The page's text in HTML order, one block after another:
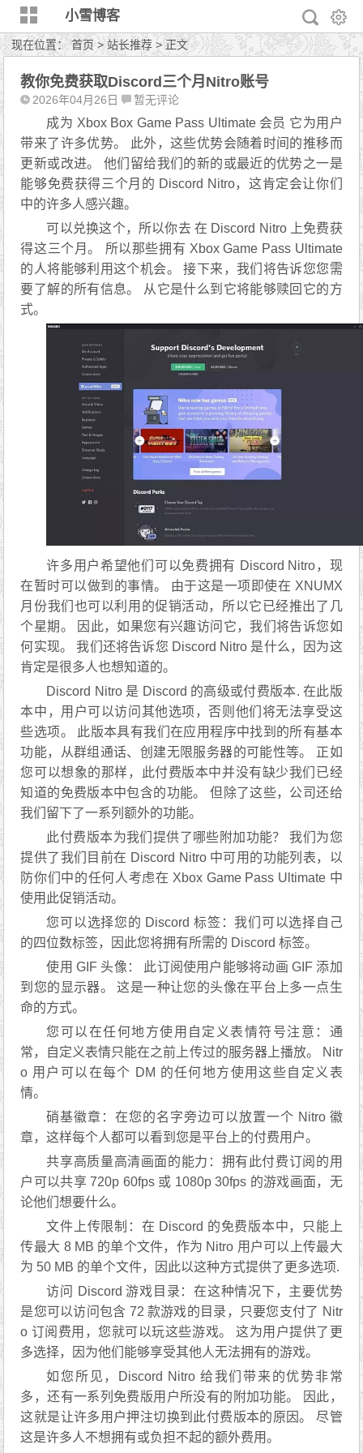
小雪博客
现在位置：首页>站长推荐> 正文
教你免费获取Discord三个月Nitro账号
2026年04月26日 暂无评论
成为 Xbox Box Game Pass Ultimate 会员 它为用户
带来了许多优势。 此外，这些优势会随着时间的推移而
更新或改进。 他们留给我们的新的或最近的优势之一是
能够免费获得三个月的 Discord Nitro，这肯定会让你们
中的许多人感兴趣。
可以兑换这个，所以你去 在 Discord Nitro 上免费获
得这三个月。 所以那些拥有 Xbox Game Pass Ultimate
的人将能够利用这个机会。 接下来，我们将告诉您您需
要了解的所有信息。 从它是什么到它将能够赎回它的方
式。
许多用户希望他们可以免费拥有 Discord Nitro，现
在暂时可以做到的事情。 由于这是一项即使在 XNUMX
月份我们也可以利用的促销活动，所以它已经推出了几
个星期。 因此，如果您有兴趣访问它，我们将告诉您如
何实现。 我们还将告诉您 Discord Nitro 是什么，因为这
肯定是很多人也想知道的。
Discord Nitro 是 Discord 的高级或付费版本. 在此版
本中，用户可以访问其他选项，否则他们将无法享受这
些选项。 此版本具有我们在应用程序中找到的所有基本
功能，从群组通话、创建无限服务器的可能性等。 正如
您可以想象的那样，此付费版本中并没有缺少我们已经
知道的免费版本中包含的功能。 但除了这些，公司还给
我们留下了一系列额外的功能。
此付费版本为我们提供了哪些附加功能？ 我们为您
提供了我们目前在 Discord Nitro 中可用的功能列表，以
防你们中的任何人考虑在 Xbox Game Pass Ultimate 中
使用此促销活动。
您可以选择您的 Discord 标签：我们可以选择自己
的四位数标签，因此您将拥有所需的 Discord 标签。
使用 GIF 头像： 此订阅使用户能够将动画 GIF 添加
到您的显示器。 这是一种让您的头像在平台上多一点生
命的方式。
您可以在任何地方使用自定义表情符号注意：通
常，自定义表情只能在之前上传过的服务器上播放。 Nitr
o 用户可以在每个 DM 的任何地方使用这些自定义表
情。
硝基徽章：在您的名字旁边可以放置一个 Nitro 徽
章，这样每个人都可以看到您是平台上的付费用户。
共享高质量高清画面的能力：拥有此付费订阅的用
户可以共享 720p 60fps 或 1080p 30fps 的游戏画面，无
论他们想要什么。
文件上传限制：在 Discord 的免费版本中，只能上
传最大 8 MB 的单个文件，作为 Nitro 用户可以上传最大
为 50 MB 的单个文件，因此以这种方式提供了更多选项.
访问 Discord 游戏目录：在这种情况下，主要优势
是您可以访问包含 72 款游戏的目录，只要您支付了 Nitr
o 订阅费用，您就可以玩这些游戏。 这为用户提供了更
多选择，因为他们能够享受其他人无法拥有的游戏。
如您所见，Discord Nitro 给我们带来的优势非常
多，还有一系列免费版用户所没有的附加功能。 因此，
这就是让许多用户押注切换到此付费版本的原因。 尽管
这是许多人不想拥有或负担不起的额外费用。